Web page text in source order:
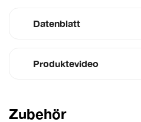
Datenblatt
Produktevideo
Zubehör